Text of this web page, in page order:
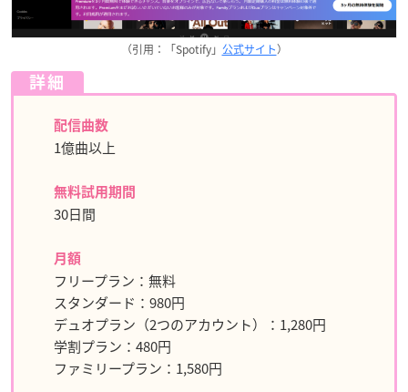
（引用：「Spotify」 公式サイト）
詳細
配信曲数
1億曲以上
無料試用期間
30日間
月額
フリープラン：無料
スタンダード：980円
デュオプラン（2つのアカウント）：1,280円
学割プラン：480円
ファミリープラン：1,580円